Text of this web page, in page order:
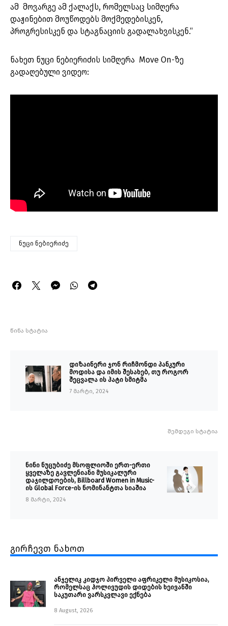
ამ მოვარგე ამ ქალაქს, რომელსაც სიმღერა
დაჟინებით მოუწოდებს მოქმედებისკენ,
პროგრესისკენ და სტაგნაციის გადალახვისკენ.“
ნახეთ ნუცი ნებიერიძის სიმღერა Move On-ზე
გადაღებული ვიდეო:
ნუცი ნებიერიძე
წინა სტატია
დიზაინერი ჯონ რიჩმონდი პანკური
მოდისა და იმის შესახებ, თუ როგორ
შეცვალა ის პატი სმიტმა
7 მარტი, 2024
შემდეგი სტატია
ნინი ნუცუბიძე მსოფლიოში ერთ-ერთი
ყველაზე გავლენიანი მუსიკალური
დაჯილდოების, Billboard Women in Music-
ის Global Force-ის ნომინანტთა სიაშია
8 მარტი, 2024
გირჩევთ ნახოთ
ანჯელიკ კიდჯო პირველი აფრიკელი მუსიკოსია,
რომელსაც ჰოლივუდის დიდების ხეივანში
საკუთარი ვარსკვლავი ექნება
8 August, 2026